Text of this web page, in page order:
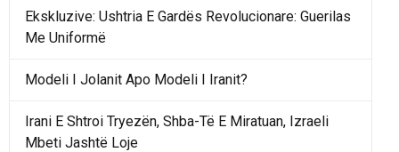
Ekskluzive: Ushtria E Gardës Revolucionare: Guerilas
Me Uniformë
Modeli I Jolanit Apo Modeli I Iranit?
Irani E Shtroi Tryezën, Shba-Të E Miratuan, Izraeli
Mbeti Jashtë Loje